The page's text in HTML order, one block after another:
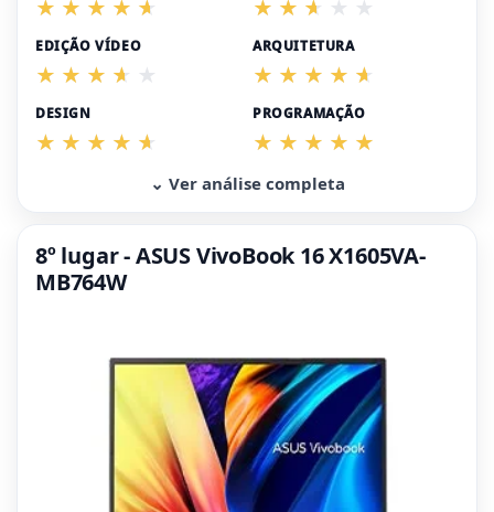
EDIÇÃO VÍDEO ARQUITETURA
DESIGN PROGRAMAÇÃO
⌄ Ver análise completa
8º lugar - ASUS VivoBook 16 X1605VA-
MB764W